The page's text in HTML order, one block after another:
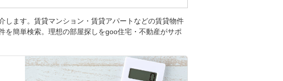
します。賃貸マンション・賃貸アパートなどの賃貸物件
簡単検索。理想の部屋探しをgoo住宅・不動産がサポ